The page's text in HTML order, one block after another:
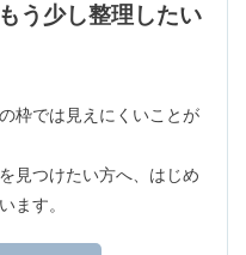
う少し整理したい
枠では見えにくいことが
見つけたい方へ、はじめ
ます。